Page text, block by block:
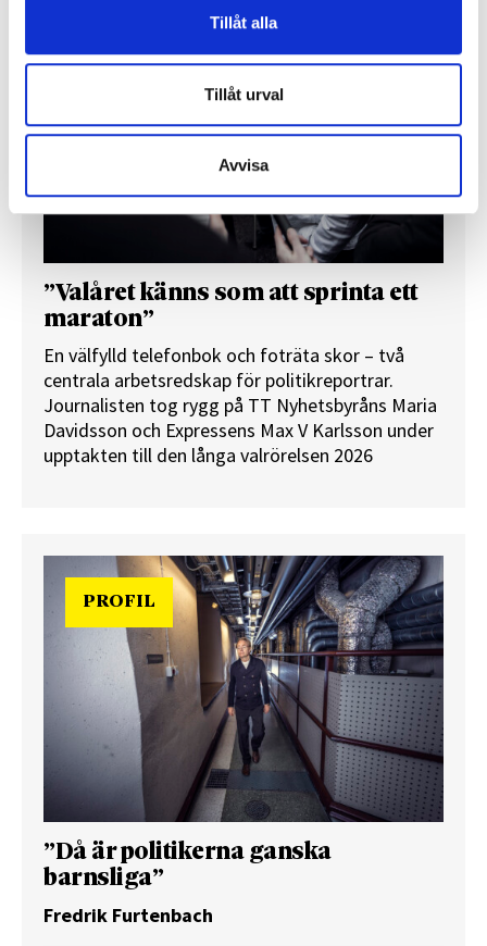
Tillåt alla
Tillåt urval
Avvisa
”Valåret känns som att sprinta ett
maraton”
En välfylld telefonbok och foträta skor – två
centrala arbetsredskap för politikreportrar.
Journalisten tog rygg på TT Nyhetsbyråns Maria
Davidsson och Expressens Max V Karlsson under
upptakten till den långa valrörelsen 2026
PROFIL
”Då är politikerna ganska
barnsliga”
Fredrik Furtenbach